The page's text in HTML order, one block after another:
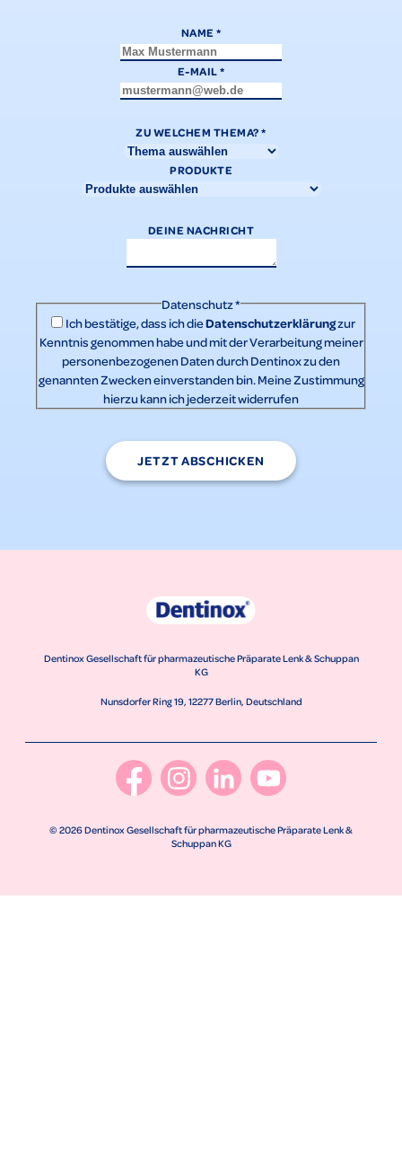
NAME*
E-MAIL*
ZU WELCHEM THEMA?*
PRODUKTE
DEINE NACHRICHT
Datenschutz*
Ich bestätige, dass ich dieDatenschutzerklärungzur
Kenntnis genommen habe und mit der Verarbeitung meiner
personenbezogenen Daten durch Dentinox zu den
genannten Zwecken einverstanden bin. Meine Zustimmung
hierzu kann ich jederzeit widerrufen
JETZT ABSCHICKEN
Dentinox Gesellschaft für pharmazeutische Präparate Lenk & Schuppan
KG
Nunsdorfer Ring 19, 12277 Berlin, Deutschland
© 2026 Dentinox Gesellschaft für pharmazeutische Präparate Lenk &
Schuppan KG